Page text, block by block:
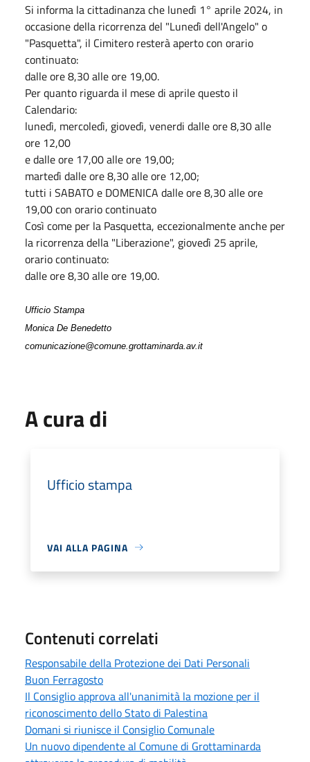
Si informa la cittadinanza che lunedì 1° aprile 2024, in
occasione della ricorrenza del "Lunedì dell'Angelo" o
"Pasquetta", il Cimitero resterà aperto con orario
continuato:
dalle ore 8,30 alle ore 19,00.
Per quanto riguarda il mese di aprile questo il
Calendario:
lunedì, mercoledì, giovedì, venerdi dalle ore 8,30 alle
ore 12,00
e dalle ore 17,00 alle ore 19,00;
martedì dalle ore 8,30 alle ore 12,00;
tutti i SABATO e DOMENICA dalle ore 8,30 alle ore
19,00 con orario continuato
Così come per la Pasquetta, eccezionalmente anche per
la ricorrenza della "Liberazione", giovedì 25 aprile,
orario continuato:
dalle ore 8,30 alle ore 19,00.
Ufficio Stampa
Monica De Benedetto
comunicazione@comune.grottaminarda.av.it
A cura di
Ufficio stampa
VAI ALLA PAGINA
Contenuti correlati
Responsabile della Protezione dei Dati Personali
Buon Ferragosto
Il Consiglio approva all'unanimità la mozione per il
riconoscimento dello Stato di Palestina
Domani si riunisce il Consiglio Comunale
Un nuovo dipendente al Comune di Grottaminarda